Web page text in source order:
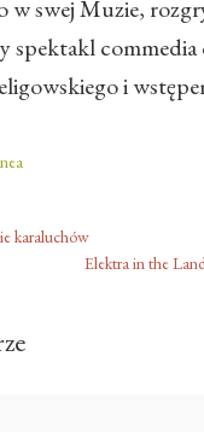
w swej Muzie,
spektakl commedia
i
karaluchów
Elektra in the